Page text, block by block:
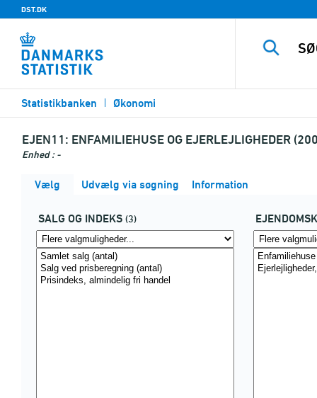
DST.DK
Statistikbanken Økonomi
EJEN11: ENFAMILIEHUSE OG EJERLEJLIGHEDER
Enhed : -
Vælg Udvælg via søgning Information
SALG OG INDEKS (3)